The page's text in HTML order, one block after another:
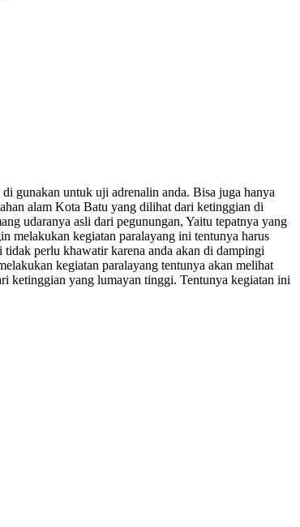
gunakan untuk uji adrenalin anda. Bisa juga hanya
alam Kota Batu yang dilihat dari ketinggian di
udaranya asli dari pegunungan, Yaitu tepatnya yang
melakukan kegiatan paralayang ini tentunya harus
perlu khawatir karena anda akan di dampingi
kegiatan paralayang tentunya akan melihat
ketinggian yang lumayan tinggi. Tentunya kegiatan ini